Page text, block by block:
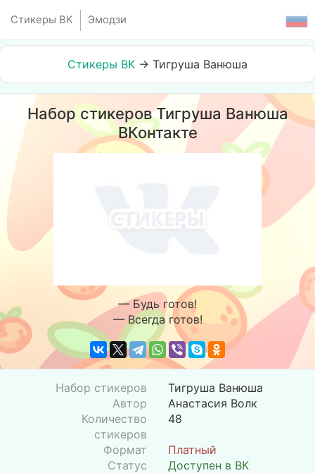
Стикеры ВК Эмодзи
Стикеры ВК → Тигруша Ванюша
Набор стикеров Тигруша Ванюша
ВКонтакте
— Будь готов!
— Всегда готов!
Набор стикеров
Тигруша Ванюша
Автор
Анастасия Волк
Количество
стикеров
48
Формат
Платный
Статус
Доступен в ВК